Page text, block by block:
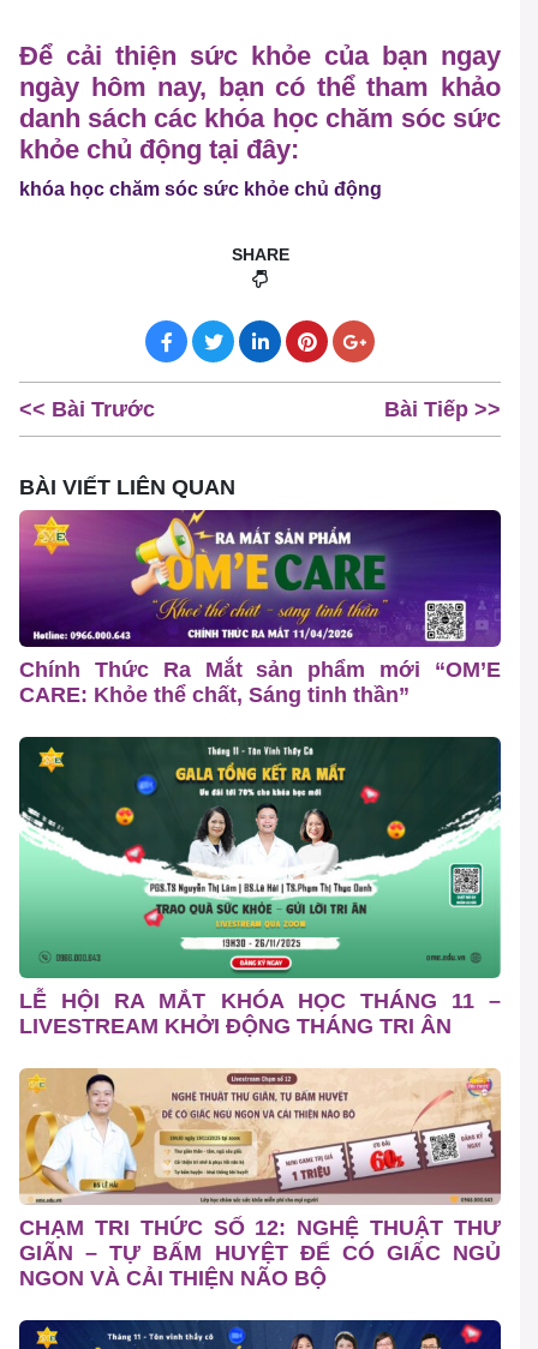
Để cải thiện sức khỏe của bạn ngay
ngày hôm nay, bạn có thể tham khảo
danh sách các khóa học chăm sóc sức
khỏe chủ động tại đây:
khóa học chăm sóc sức khỏe chủ động
SHARE
<< Bài Trước Bài Tiếp >>
BÀI VIẾT LIÊN QUAN
Chính Thức Ra Mắt sản phẩm mới “OM’E
CARE: Khỏe thể chất, Sáng tinh thần”
LỄ HỘI RA MẮT KHÓA HỌC THÁNG 11 –
LIVESTREAM KHỞI ĐỘNG THÁNG TRI ÂN
CHẠM TRI THỨC SỐ 12: NGHỆ THUẬT THƯ
GIÃN – TỰ BẤM HUYỆT ĐỂ CÓ GIẤC NGỦ
NGON VÀ CẢI THIỆN NÃO BỘ